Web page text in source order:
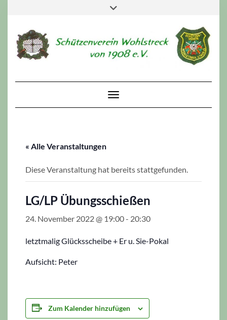
Toggle Navigation
« Alle Veranstaltungen
Diese Veranstaltung hat bereits stattgefunden.
LG/LP Übungsschießen
24. November 2022 @ 19:00- 20:30
letztmalig Glücksscheibe + Er u. Sie-Pokal
Aufsicht: Peter
Zum Kalender hinzufügen